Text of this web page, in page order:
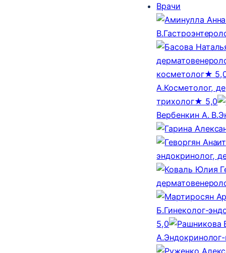
Врачи
В.
косметолог★
А.Косметолог,
трихолог★ 5,0
Вербенкин А. В.
эндокринолог,
Б.Гинеколог-
5,0
А.